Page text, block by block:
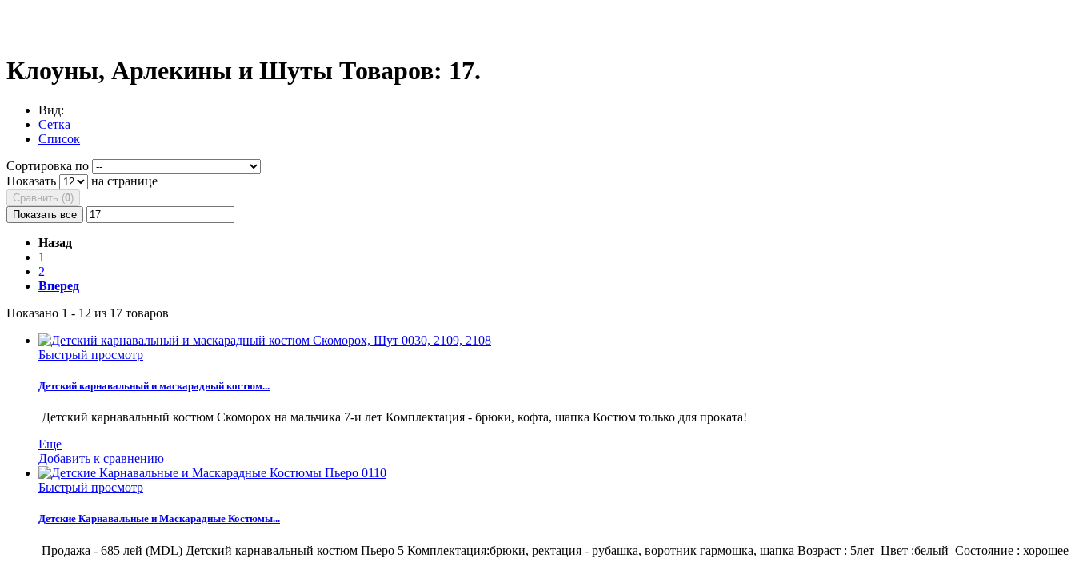
Клоуны, Арлекины и Шуты Товаров: 17.
Вид:
Сетка
Список
Сортировка по
Показать
на странице
Сравнить (0)
Показать все
Назад
1
2
Вперед
Показано 1 - 12 из 17 товаров
Быстрый просмотр
Детский карнавальный и маскарадный костюм...
Детский карнавальный костюм Скоморох на мальчика 7-и лет Комплектация - брюки, кофта, шапка Костюм только для проката!
Еще
Добавить к сравнению
Быстрый просмотр
Детские Карнавальные и Маскарадные Костюмы...
Продажа - 685 лей (MDL) Детский карнавальный костюм Пьеро 5 Комплектация:брюки, ректация - рубашка, воротник гармошка, шапка Возраст : 5лет Цвет :белый Состояние : хорошее